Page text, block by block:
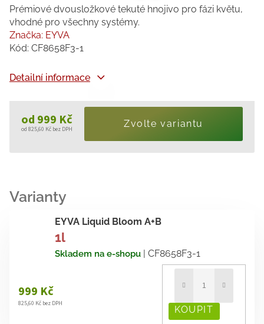
od 999 Kč
od 825,60 Kč bez DPH
cena:
Zvolte variantu
Prémiové dvousložkové tekuté hnojivo pro fázi květu,
vhodné pro všechny systémy.
Detailní informace
Značka: EYVA
Kód: CF8658F3-1
EYVA Liquid Bloom A+B
1l
Skladem na e-shopu | CF8658F3-1
999 Kč
825,60 Kč bez DPH